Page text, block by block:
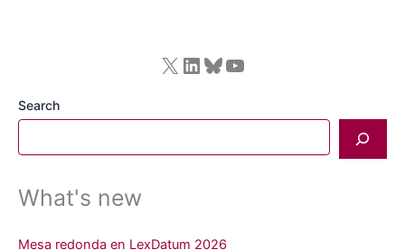
X LinkedIn Bluesky YouTube
Search
What's new
Mesa redonda en LexDatum 2026